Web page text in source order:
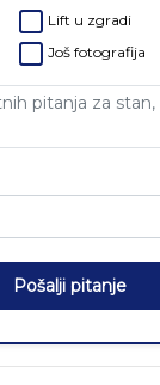
Lift u zgradi
Još fotografija
Pošalji pitanje